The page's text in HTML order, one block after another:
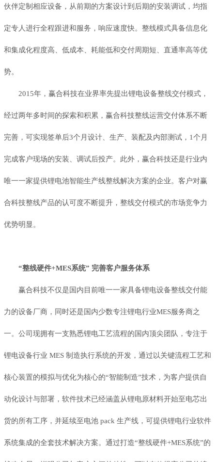
伙伴定制相应设备，从前期的方案设计到后期的安装调试，均指
定专人进行全程跟进和服务，响应速度快。整线模式具备信息化
和集成化程度高、低成本、耗能低和交付周期短、直通率高等优
势。
2015年，赢合科技在业界率先提出锂电设备整线交付模式，
经过两年多时间的探索和积累，赢合科技整线运营交付体系不断
完善，可实现签单后3个月设计、生产、装配及内部测试，1个月
完成客户现场的安装、调试后投产。此外，赢合科技还是行业内
唯一一家提供锂电池智能生产线整线解决方案的企业。客户对赢
合科技整线产品的认可度不断提升，整线交付模式的市场竞争力
优势明显。
“整线硬件+MES系统” 完善客户服务体系
赢合科技不仅是国内目前唯一一家具备锂电设备整线交付能
力的设备厂商，同时还是国内少数专注锂电行业MES服务商之
一。公司现拥有一支熟悉锂电工艺流程的国内顶尖团队，专注于
锂电设备行业 MES 制造执行系统的开发，通过以关键流程工艺和
核心装置的模拟与优化为核心的“智能制造”技术，为客户提供自
动化设计与部署，软件技术已经涵盖从锂电原材料开始至电芯出
货的所有工序，并延续至电池 pack 生产线，可提供锂电行业软件
系统集成的全套技术解决方案。通过打造“整线硬件+MES系统”的